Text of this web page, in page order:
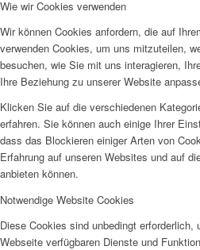
Wie wir Cookies verwenden
Wir können Cookies anfordern, die auf
verwenden Cookies, um uns mitzuteilen,
besuchen, wie Sie mit uns interagieren,
Ihre Beziehung zu unserer Website
Klicken Sie auf die verschiedenen
erfahren. Sie können auch einige Ihrer
dass das Blockieren einiger Arten von
Erfahrung auf unseren Websites und auf
anbieten können.
Notwendige Website Cookies
Diese Cookies sind unbedingt erforderlich,
Webseite verfügbaren Dienste und